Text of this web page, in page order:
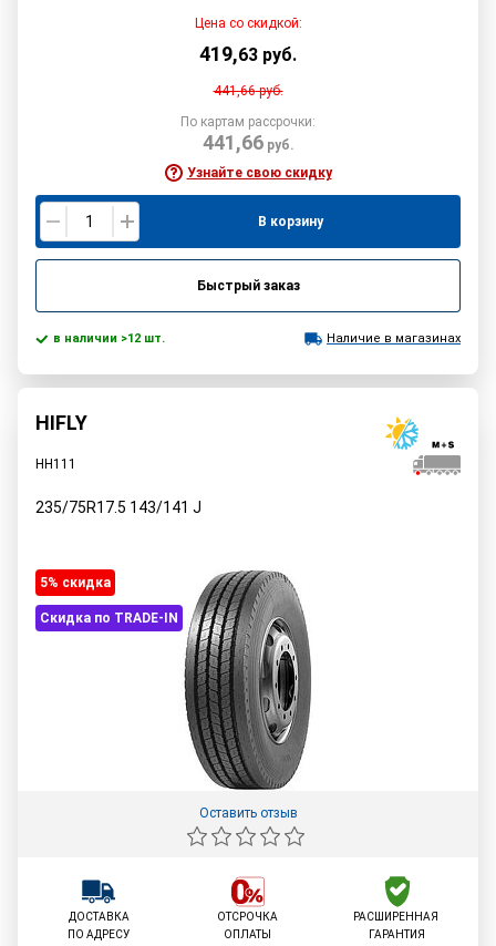
Цена со скидкой:
419,63 руб.
441,66руб.
По картам рассрочки:
441,66руб.
Узнайте свою скидку
В корзину
Быстрый заказ
в наличии >12 шт. Наличие в магазинах
HIFLY
HH111
235/75R17.5 143/141 J
5% cкидка
Скидка по TRADE-IN
Оставить отзыв
ДОСТАВКА
ПО АДРЕСУ
ОТСРОЧКА
ОПЛАТЫ
РАСШИРЕННАЯ
ГАРАНТИЯ